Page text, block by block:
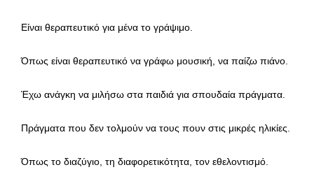
Είναι θεραπευτικό για μένα το γράψιμο.
Όπως είναι θεραπευτικό να γράφω μουσική, να παίζω πιάνο.
Έχω ανάγκη να μιλήσω στα παιδιά για σπουδαία πράγματα.
Πράγματα που δεν τολμούν να τους πουν στις μικρές ηλικίες.
Όπως το διαζύγιο, τη διαφορετικότητα, τον εθελοντισμό.